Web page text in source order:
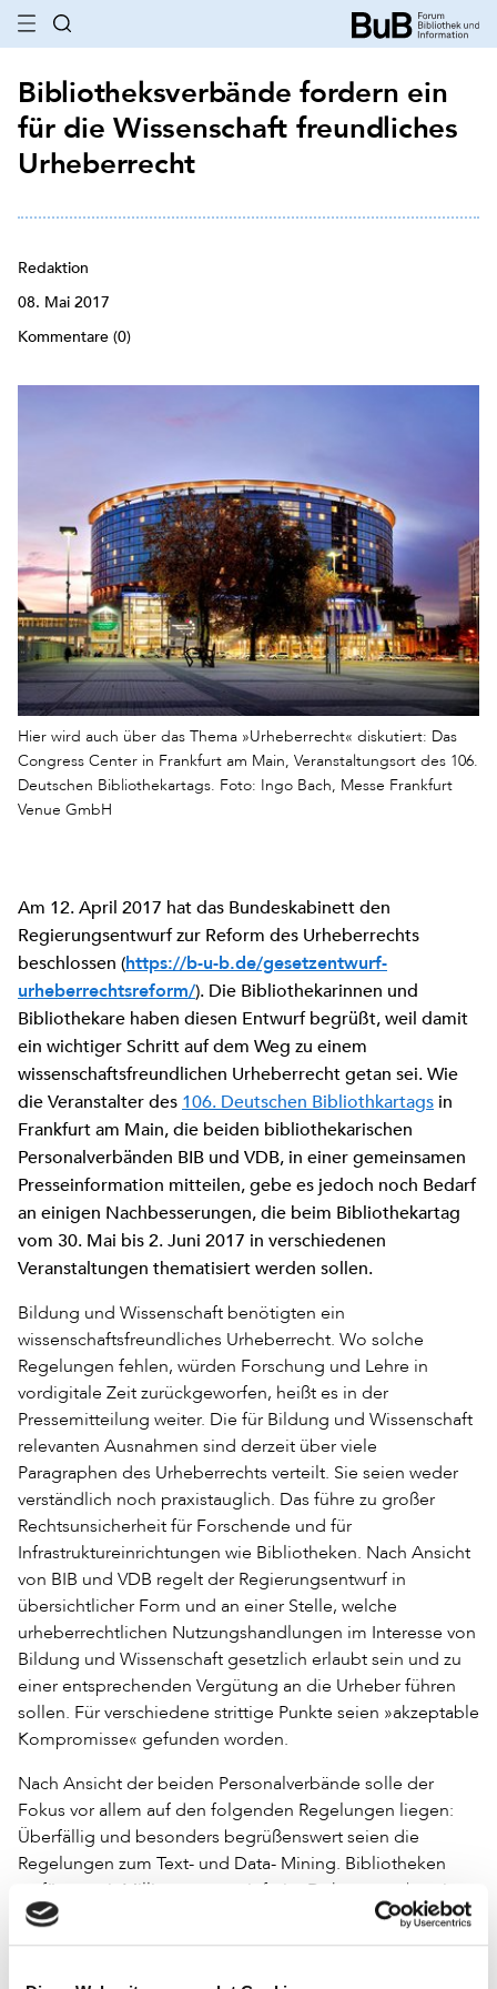
Bibliotheksverbände fordern ein
für die Wissenschaft freundliches
Urheberrecht
Redaktion
08. Mai 2017
Kommentare (0)
Hier wird auch über das Thema »Urheberrecht« diskutiert: Das
Congress Center in Frankfurt am Main, Veranstaltungsort des 106.
Deutschen Bibliothekartags. Foto: Ingo Bach, Messe Frankfurt
Venue GmbH
Am 12. April 2017 hat das Bundeskabinett den
Regierungsentwurf zur Reform des Urheberrechts
beschlossen (https://b-u-b.de/gesetzentwurf-
urheberrechtsreform/). Die Bibliothekarinnen und
Bibliothekare haben diesen Entwurf begrüßt, weil damit
ein wichtiger Schritt auf dem Weg zu einem
wissenschaftsfreundlichen Urheberrecht getan sei. Wie
die Veranstalter des106. Deutschen Bibliothkartagsin
Frankfurt am Main, die beiden bibliothekarischen
Personalverbänden BIB und VDB, in einer gemeinsamen
Presseinformation mitteilen, gebe es jedoch noch Bedarf
an einigen Nachbesserungen, die beim Bibliothekartag
vom 30. Mai bis2.Juni 2017 in verschiedenen
Veranstaltungen thematisiert werden sollen.
Bildung und Wissenschaft benötigten ein
wissenschaftsfreundliches Urheberrecht. Wo solche
Regelungen fehlen, würden Forschung und Lehre in
vordigitale Zeit zurückgeworfen, heißt es in der
Pressemitteilung weiter. Die für Bildung und Wissenschaft
relevanten Ausnahmen sind derzeit über viele
Paragraphen des Urheberrechts verteilt. Sie seien weder
verständlich noch praxistauglich. Das führe zu großer
Rechtsunsicherheit für Forschende und für
Infrastruktureinrichtungen wie Bibliotheken. Nach Ansicht
von BIB und VDB regelt der Regierungsentwurf in
übersichtlicher Form und an einer Stelle, welche
urheberrechtlichen Nutzungshandlungen im Interesse von
Bildung und Wissenschaft gesetzlich erlaubt sein und zu
einer entsprechenden Vergütung an die Urheber führen
sollen. Für verschiedene strittige Punkte seien »akzeptable
Kompromisse« gefunden worden.
Nach Ansicht der beiden Personalverbände solle der
Fokus vor allem auf den folgenden Regelungen liegen:
Überfällig und besonders begrüßenswert seien die
Regelungen zum Text- und Data- Mining. Bibliotheken
verfügen mit Millionen gemeinfreier Dokumente bereits
heute über umfangreiche Textformen, deren Erweiterung
um geschützte Materialien externer Anbieter im Sinne von